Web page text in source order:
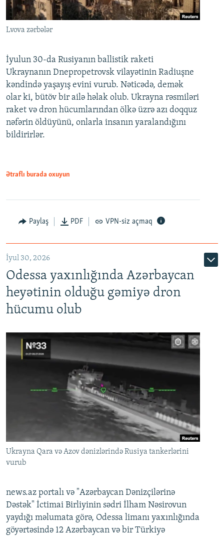
Lvova zərbələr
İyulun 30-da Rusiyanın ballistik raketi
Ukraynanın Dnepropetrovsk vilayətinin Radiuşne
kəndində yaşayış evini vurub. Nəticədə, demək
olar ki, bütöv bir ailə həlak olub. Ukrayna rəsmiləri
raket və dron hücumlarından ölkə üzrə azı doqquz
nəfərin öldüyünü, onlarla insanın yaralandığını
bildirirlər.
Ətraflı burada oxuyun
Paylaş PDF VPN-siz açmaq
İyul 30, 2026
Odessa yaxınlığında Azərbaycan
heyətinin olduğu gəmiyə dron
hücumu olub
Ukrayna Qara və Azov dənizlərində Rusiya tankerlərini
vurub
news.az portalı və "Azərbaycan Dənizçilərinə
Dəstək" İctimai Birliyinin sədri İlham Nəsirovun
yaydığı məlumata görə, Odessa limanı yaxınlığında
göyərtəsində 12 Azərbaycan və bir Türkiyə